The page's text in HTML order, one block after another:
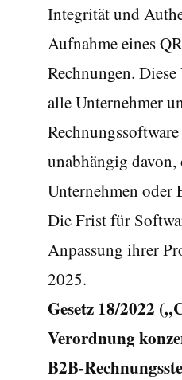
Integrität und
Aufnahme eines
Rechnungen.
alle Unternehmer
unabhängig
Unternehmen oder
Die Frist für
Anpassung ihrer
2025.
Gesetz 18/2022
Verordnung
B2B-